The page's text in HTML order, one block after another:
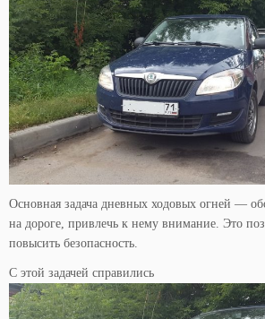
Основная задача дневных ходовых огней —
на дороге, привлечь к нему внимание. Это
повысить безопасность.
С этой задачей справились